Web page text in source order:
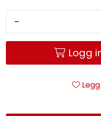
-
Logg
Service og support
Kontakt oss